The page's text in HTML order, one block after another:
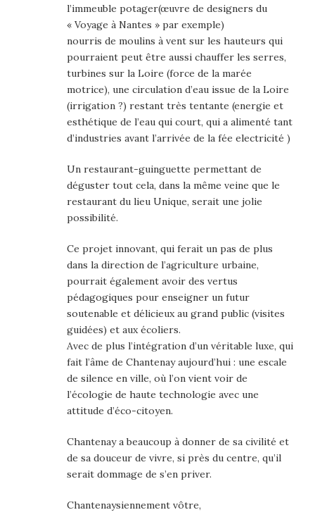
l’immeuble potager(œuvre de designers du
« Voyage à Nantes » par exemple)
nourris de moulins à vent sur les hauteurs qui
pourraient peut être aussi chauffer les serres,
turbines sur la Loire (force de la marée
motrice), une circulation d’eau issue de la Loire
(irrigation ?) restant très tentante (energie et
esthétique de l’eau qui court, qui a alimenté tant
d’industries avant l’arrivée de la fée electricité )
Un restaurant-guinguette permettant de
déguster tout cela, dans la même veine que le
restaurant du lieu Unique, serait une jolie
possibilité.
Ce projet innovant, qui ferait un pas de plus
dans la direction de l’agriculture urbaine,
pourrait également avoir des vertus
pédagogiques pour enseigner un futur
soutenable et délicieux au grand public (visites
guidées) et aux écoliers.
Avec de plus l’intégration d’un véritable luxe, qui
fait l’âme de Chantenay aujourd’hui : une escale
de silence en ville, où l’on vient voir de
l’écologie de haute technologie avec une
attitude d’éco-citoyen.
Chantenay a beaucoup à donner de sa civilité et
de sa douceur de vivre, si près du centre, qu’il
serait dommage de s’en priver.
Chantenaysiennement vôtre,